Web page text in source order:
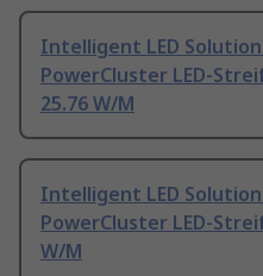
Intelligent LED
PowerCluster LED-
25.76 W/M
Intelligent LED
PowerCluster LED-
W/M